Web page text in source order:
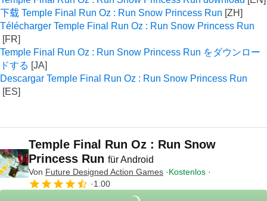
下载 Temple Final Run Oz : Run Snow Princess Run
Télécharger Temple Final Run Oz : Run Snow Princess Run
Temple Final Run Oz : Run Snow Princess Run をダウンロー
ドする
Descargar Temple Final Run Oz : Run Snow Princess Run
Temple Final Run Oz : Run Snow
Princess Run für Android
Von Future Designed Action Games
Kostenlos
1.00